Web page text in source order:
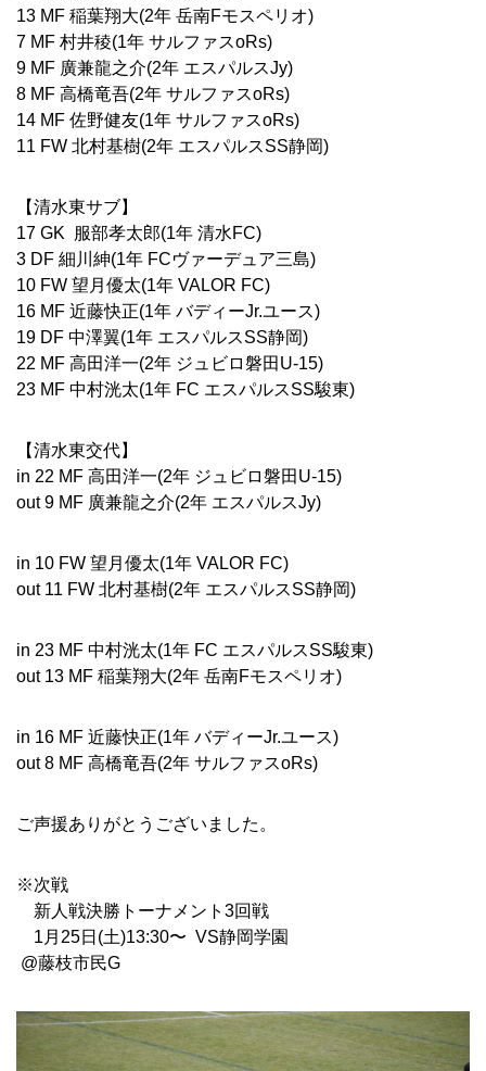
13 MF 稲葉翔大(2年 岳南Fモスペリオ)
7 MF 村井稜(1年 サルファスoRs)
9 MF 廣兼龍之介(2年 エスパルスJy)
8 MF 高橋竜吾(2年 サルファスoRs)
14 MF 佐野健友(1年 サルファスoRs)
11 FW 北村基樹(2年 エスパルスSS静岡)
【清水東サブ】
17 GK 服部孝太郎(1年 清水FC)
3 DF 細川紳(1年 FCヴァーデュア三島)
10 FW 望月優太(1年 VALOR FC)
16 MF 近藤快正(1年 バディーJr.ユース)
19 DF 中澤翼(1年 エスパルスSS静岡)
22 MF 高田洋一(2年 ジュビロ磐田U-15)
23 MF 中村洸太(1年 FC エスパルスSS駿東)
【清水東交代】
in 22 MF 高田洋一(2年 ジュビロ磐田U-15)
out 9 MF 廣兼龍之介(2年 エスパルスJy)
in 10 FW 望月優太(1年 VALOR FC)
out 11 FW 北村基樹(2年 エスパルスSS静岡)
in 23 MF 中村洸太(1年 FC エスパルスSS駿東)
out 13 MF 稲葉翔大(2年 岳南Fモスペリオ)
in 16 MF 近藤快正(1年 バディーJr.ユース)
out 8 MF 高橋竜吾(2年 サルファスoRs)
ご声援ありがとうございました。
※次戦
新人戦決勝トーナメント3回戦
1月25日(土)13:30〜 VS静岡学園
@藤枝市民G